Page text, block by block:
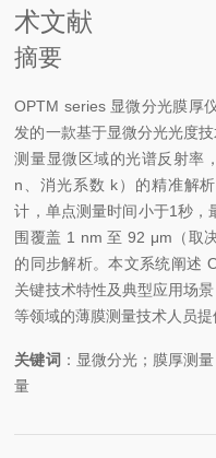
术文献
摘要
OPTM series 显微分光膜厚
发的一款基于显微分光光度
测量显微区域的光谱反射率
n、消光系数 k）的精准解
计，单点测量时间小于1秒
围覆盖 1 nm 至 92 μm（取
的同步解析。本文系统阐述
关键技术特性及典型应用场
等领域的薄膜测量技术人员提
关键词 ：显微分光；膜厚测
量